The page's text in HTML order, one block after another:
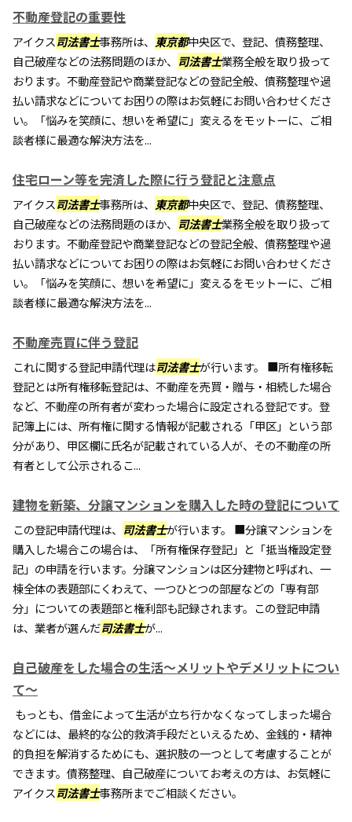
不動産登記の重要性
アイクス司法書士事務所は、 東京都中央区で、登記、債務整理、
自己破産などの法務問題のほか、 司法書士業務全般を取り扱って
おります。不動産登記や商業登記などの登記全般、債務整理や過
払い請求などについてお困りの際はお気軽にお問い合わせくださ
い。「悩みを笑顔に、想いを希望に」変えるをモットーに、ご相
談者様に最適な解決方法を...
住宅ローン等を完済した際に行う登記と注意点
アイクス司法書士事務所は、 東京都中央区で、登記、債務整理、
自己破産などの法務問題のほか、 司法書士業務全般を取り扱って
おります。不動産登記や商業登記などの登記全般、債務整理や過
払い請求などについてお困りの際はお気軽にお問い合わせくださ
い。「悩みを笑顔に、想いを希望に」変えるをモットーに、ご相
談者様に最適な解決方法を...
不動産売買に伴う登記
これに関する登記申請代理は司法書士が行います。 ■所有権移転
登記とは所有権移転登記は、不動産を売買・贈与・相続した場合
など、不動産の所有者が変わった場合に設定される登記です。登
記簿上には、所有権に関する情報が記載される「甲区」という部
分があり、甲区欄に氏名が記載されている人が、その不動産の所
有者として公示されるこ...
建物を新築、分譲マンションを購入した時の登記について
この登記申請代理は、 司法書士が行います。 ■分譲マンションを
購入した場合この場合は、「所有権保存登記」と「抵当権設定登
記」の申請を行います。分譲マンションは区分建物と呼ばれ、一
棟全体の表題部にくわえて、一つひとつの部屋などの「専有部
分」についての表題部と権利部も記録されます。この登記申請
は、業者が選んだ司法書士が...
自己破産をした場合の生活～メリットやデメリットについ
て～
もっとも、借金によって生活が立ち行かなくなってしまった場合
などには、最終的な公的救済手段だといえるため、金銭的・精神
的負担を解消するためにも、選択肢の一つとして考慮することが
できます。債務整理、自己破産についてお考えの方は、お気軽に
アイクス司法書士事務所までご相談ください。